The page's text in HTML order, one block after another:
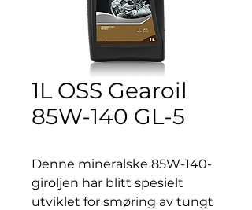
1L OSS Gearoil
85W-140 GL-5
Denne mineralske 85W-140-
giroljen har blitt spesielt
utviklet for smøring av tungt